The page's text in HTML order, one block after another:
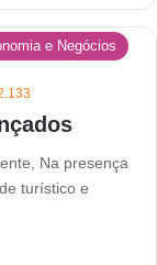
e Negócios
Na presença
turístico e